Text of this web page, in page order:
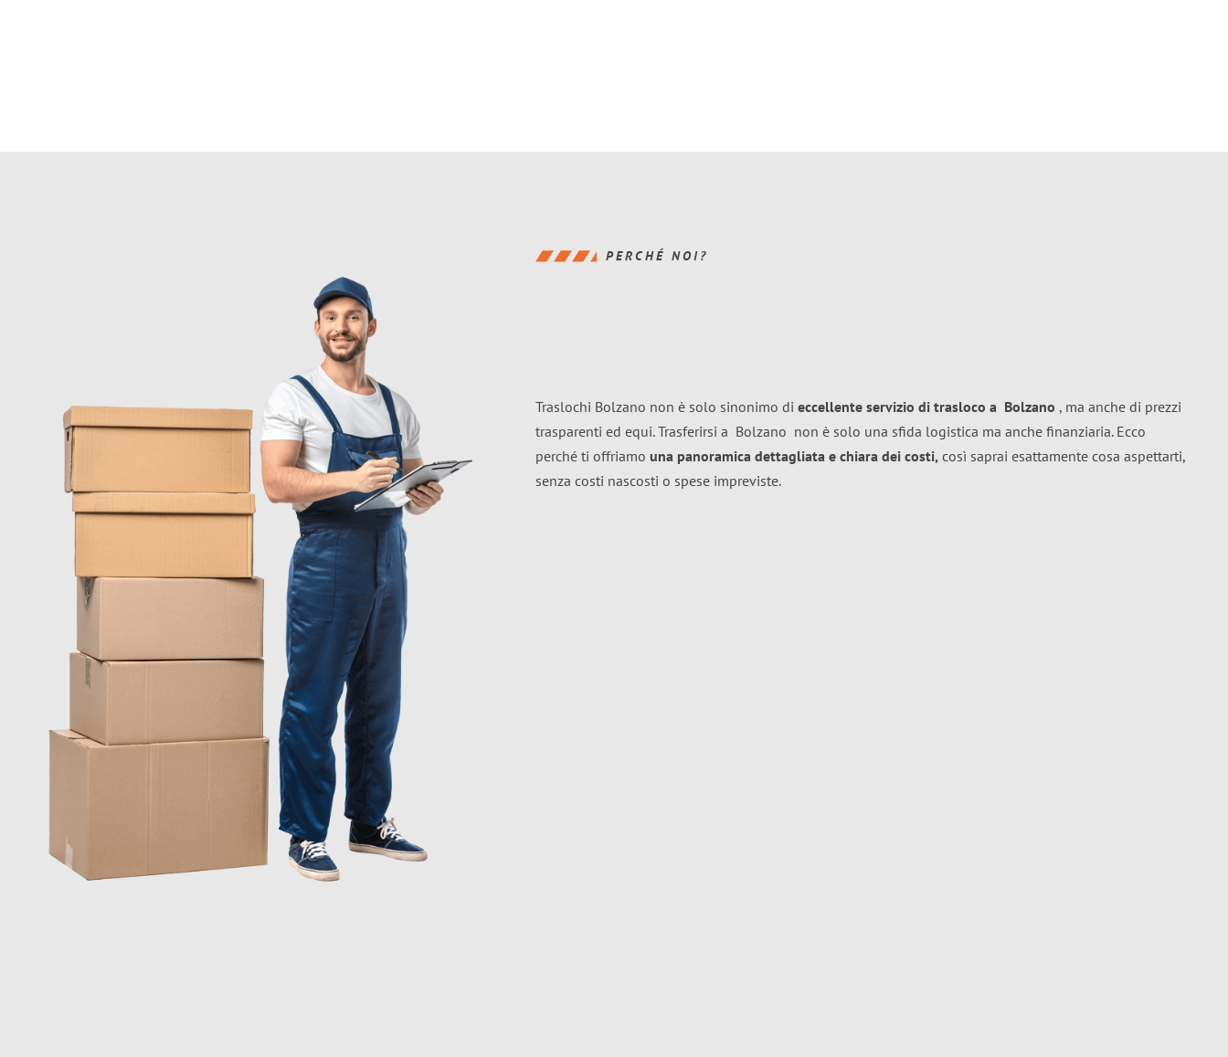
PERCHÉ NOI?
Traslochi Bolzano non è solo sinonimo di eccellente servizio di trasloco a Bolzano , ma anche di prezzi
trasparenti ed equi. Trasferirsi a Bolzano non è solo una sfida logistica ma anche finanziaria. Ecco
perché ti offriamo una panoramica dettagliata e chiara dei costi, così saprai esattamente cosa aspettarti,
senza costi nascosti o spese impreviste.